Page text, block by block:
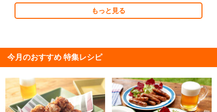
もっと見る
今月のおすすめ 特集レシピ